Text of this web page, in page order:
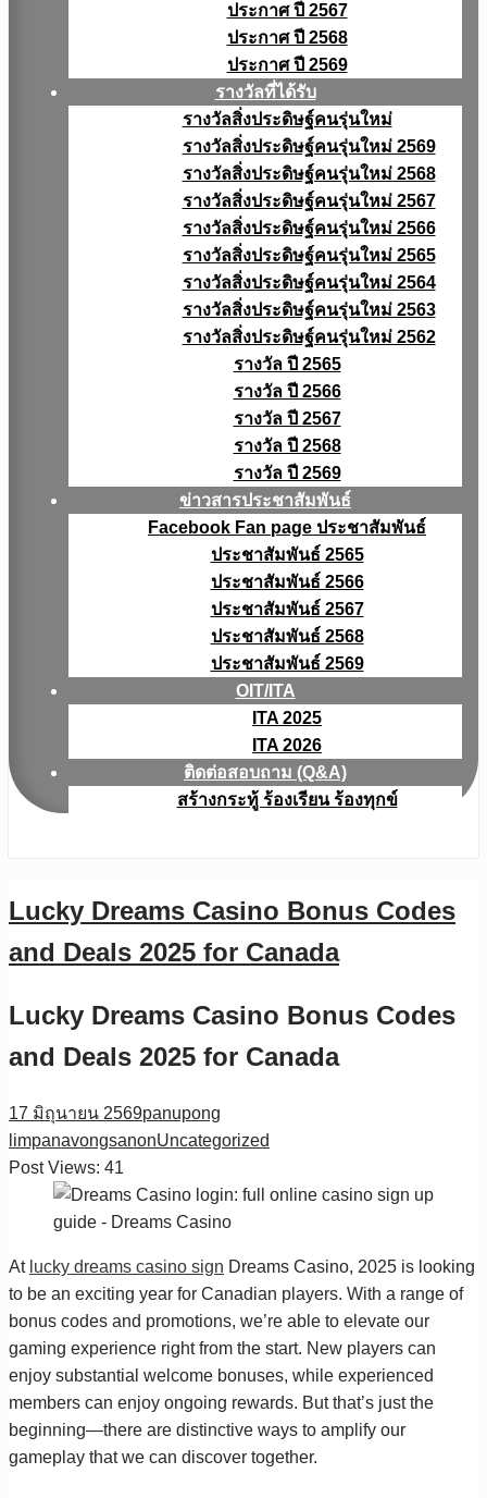
ประกาศ ปี 2567
ประกาศ ปี 2568
ประกาศ ปี 2569
รางวัลที่ได้รับ
รางวัลสิ่งประดิษฐ์คนรุ่นใหม่
รางวัลสิ่งประดิษฐ์คนรุ่นใหม่ 2569
รางวัลสิ่งประดิษฐ์คนรุ่นใหม่ 2568
รางวัลสิ่งประดิษฐ์คนรุ่นใหม่ 2567
รางวัลสิ่งประดิษฐ์คนรุ่นใหม่ 2566
รางวัลสิ่งประดิษฐ์คนรุ่นใหม่ 2565
รางวัลสิ่งประดิษฐ์คนรุ่นใหม่ 2564
รางวัลสิ่งประดิษฐ์คนรุ่นใหม่ 2563
รางวัลสิ่งประดิษฐ์คนรุ่นใหม่ 2562
รางวัล ปี 2565
รางวัล ปี 2566
รางวัล ปี 2567
รางวัล ปี 2568
รางวัล ปี 2569
ข่าวสารประชาสัมพันธ์
Facebook Fan page ประชาสัมพันธ์
ประชาสัมพันธ์ 2565
ประชาสัมพันธ์ 2566
ประชาสัมพันธ์ 2567
ประชาสัมพันธ์ 2568
ประชาสัมพันธ์ 2569
OIT/ITA
ITA 2025
ITA 2026
ติดต่อสอบถาม (Q&A)
สร้างกระทู้ ร้องเรียน ร้องทุกข์
Lucky Dreams Casino Bonus Codes
and Deals 2025 for Canada
Lucky Dreams Casino Bonus Codes
and Deals 2025 for Canada
17 มิถุนายน 2569panupong
limpanavongsanonUncategorized
Post Views: 41
At lucky dreams casino sign Dreams Casino, 2025 is looking
to be an exciting year for Canadian players. With a range of
bonus codes and promotions, we’re able to elevate our
gaming experience right from the start. New players can
enjoy substantial welcome bonuses, while experienced
members can enjoy ongoing rewards. But that’s just the
beginning—there are distinctive ways to amplify our
gameplay that we can discover together.